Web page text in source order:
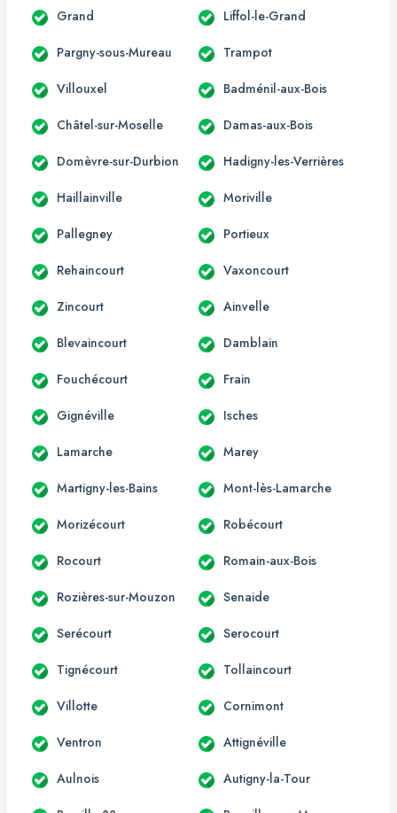
Grand Liffol-le-Grand
Pargny-sous-Mureau Trampot
Villouxel Badménil-aux-Bois
Châtel-sur-Moselle Damas-aux-Bois
Domèvre-sur-Durbion Hadigny-les-Verrières
Haillainville Moriville
Pallegney Portieux
Rehaincourt Vaxoncourt
Zincourt Ainvelle
Blevaincourt Damblain
Fouchécourt Frain
Gignéville Isches
Lamarche Marey
Martigny-les-Bains Mont-lès-Lamarche
Morizécourt Robécourt
Rocourt Romain-aux-Bois
Rozières-sur-Mouzon Senaide
Serécourt Serocourt
Tignécourt Tollaincourt
Villotte Cornimont
Ventron Attignéville
Aulnois Autigny-la-Tour